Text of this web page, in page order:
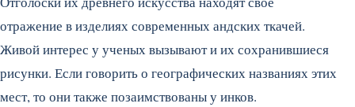
отражение в изделиях современных андских ткачей.
Живой интерес у ученых вызывают и их сохранившиеся
рисунки. Если говорить о географических названиях этих
мест, то они также позаимствованы у инков.